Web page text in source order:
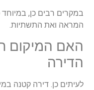
במקרים רבים כן,
המראה ואת התשתיות.
האם המיקום
הדירה
לעיתים כן. דירה קטנה